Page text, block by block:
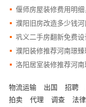
濮阳装修推荐河南璟
物流运输 出国 招聘
拍卖
代理 调查 法